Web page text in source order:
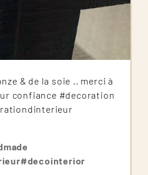
& de la soie .. merci à
confiance #decoration
#decointerior